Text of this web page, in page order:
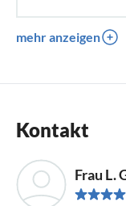
mehr anzeigen
Kontakt
Frau L.